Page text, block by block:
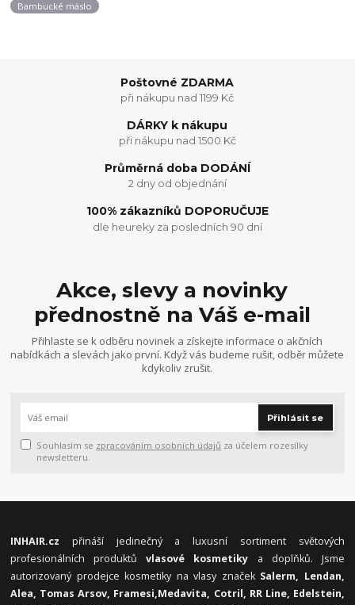
Bambucké máslo
Poštovné ZDARMA
při nákupu nad 1199 Kč
DÁRKY k nákupu
při nákupu nad 1500 Kč
Průměrná doba DODÁNÍ
2 dny od objednání
100% zákazníků DOPORUČUJE
dle heureky za posledních 90 dní
Akce, slevy a novinky
přednostně na Váš e-mail
Přihlaste se k odběru novinek a získejte informace o akčních
nabídkách a slevách jako první. Když vás budeme rušit, odběr můžete
kdykoliv zrušit.
Přihlásit se
Souhlasím se zpracováním osobních údajů za účelem rozesílky
newsletteru.
INHAIR.cz přináší jedinečný a luxusní sortiment světových
profesionálních produktůvlasové kosmetiky a doplňků. Jsme
autorizovaný prodejce kosmetiky na vlasy značek Salerm, Lendan,
Alea, Tomas Arsov, Framesi,Medavita, Cotril, RR Line, Edelstein,